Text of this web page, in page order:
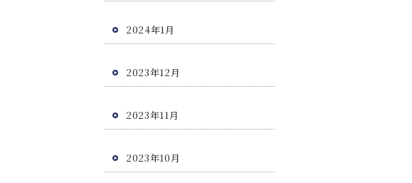
2024年1月
2023年12月
2023年11月
2023年10月